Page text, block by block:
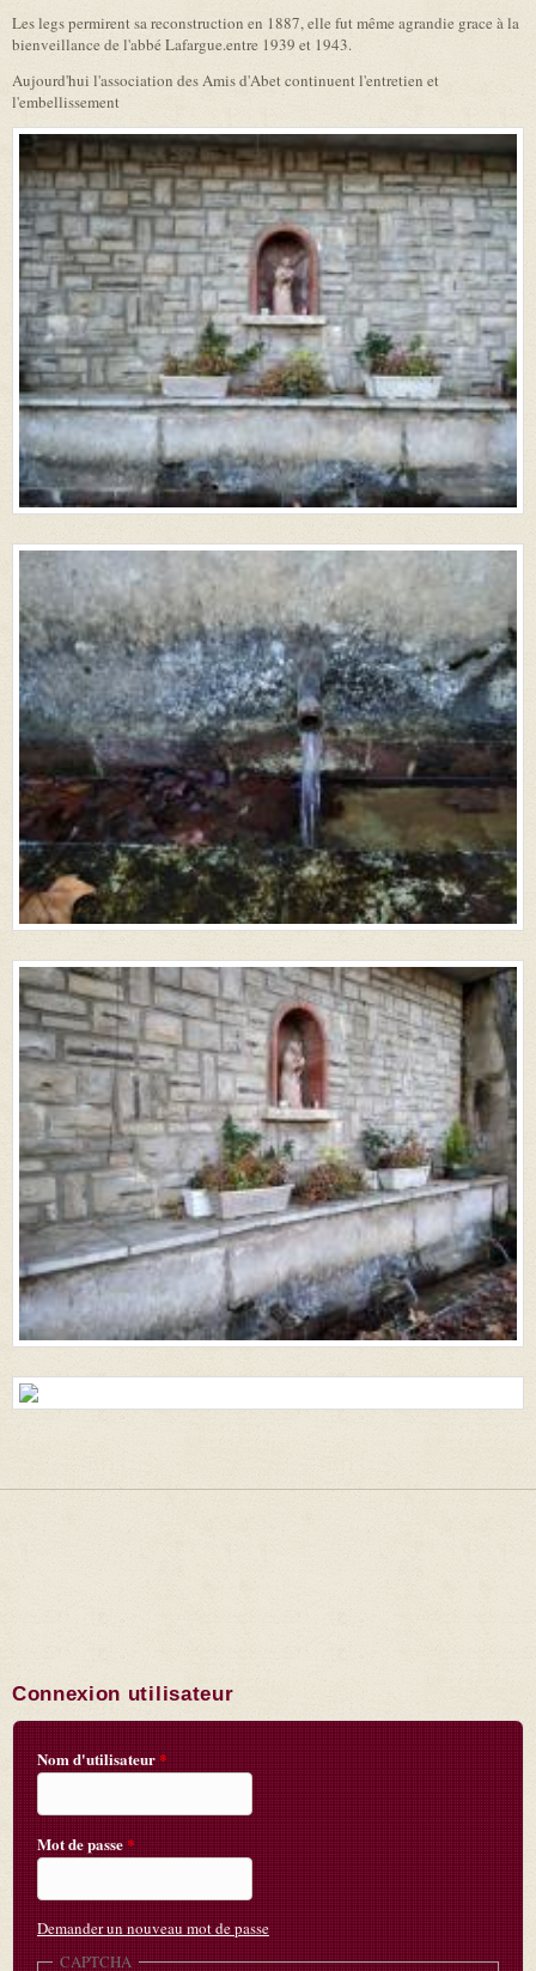
Les legs permirent sa reconstruction en 1887, elle fut même agrandie grace à la
bienveillance de l'abbé Lafargue.entre 1939 et 1943.
Aujourd'hui l'association des Amis d'Abet continuent l'entretien et
l'embellissement
Connexion utilisateur
Nom d'utilisateur*
Mot de passe*
Demander un nouveau mot de passe
CAPTCHA